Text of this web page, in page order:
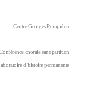
Centre Georges Pompidou
Conférence chorale sans partition
d’histoire permanente